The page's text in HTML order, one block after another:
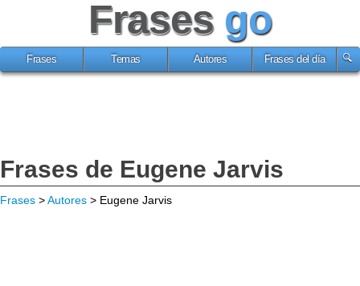
Frases go
Frases Temas Autores Frases del día
Frases de Eugene Jarvis
Frases >Autores > Eugene Jarvis